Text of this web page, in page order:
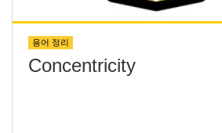
용어 정리
Concentricity